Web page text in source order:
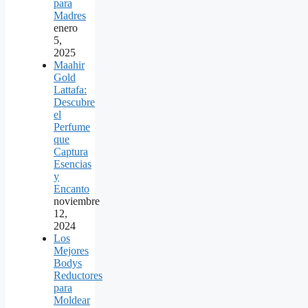
para
Madres
enero
5,
2025
Maahir
Gold
Lattafa:
Descubre
el
Perfume
que
Captura
Esencias
y
Encanto
noviembre
12,
2024
Los
Mejores
Bodys
Reductores
para
Moldear